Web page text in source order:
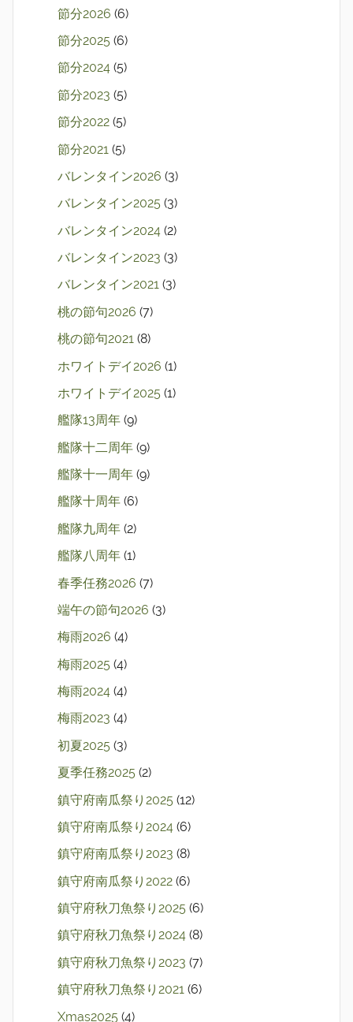
節分2026 (6)
節分2025 (6)
節分2024 (5)
節分2023 (5)
節分2022 (5)
節分2021 (5)
バレンタイン2026 (3)
バレンタイン2025 (3)
バレンタイン2024 (2)
バレンタイン2023 (3)
バレンタイン2021 (3)
桃の節句2026 (7)
桃の節句2021 (8)
ホワイトデイ2026 (1)
ホワイトデイ2025 (1)
艦隊13周年 (9)
艦隊十二周年 (9)
艦隊十一周年 (9)
艦隊十周年 (6)
艦隊九周年 (2)
艦隊八周年 (1)
春季任務2026 (7)
端午の節句2026 (3)
梅雨2026 (4)
梅雨2025 (4)
梅雨2024 (4)
梅雨2023 (4)
初夏2025 (3)
夏季任務2025 (2)
鎮守府南瓜祭り2025 (12)
鎮守府南瓜祭り2024 (6)
鎮守府南瓜祭り2023 (8)
鎮守府南瓜祭り2022 (6)
鎮守府秋刀魚祭り2025 (6)
鎮守府秋刀魚祭り2024 (8)
鎮守府秋刀魚祭り2023 (7)
鎮守府秋刀魚祭り2021 (6)
Xmas2025 (4)